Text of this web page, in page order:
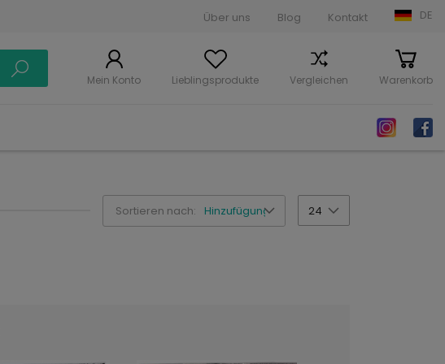
Über uns Blog Kontakt DE
Mein Konto Lieblingsprodukte Vergleichen Warenkorb
Sortieren nach: Hinzufügungsdatum24